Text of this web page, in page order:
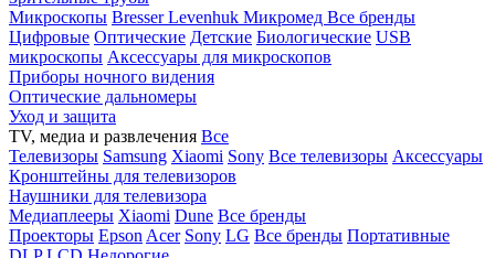
Микроскопы BresserLevenhuk Микромед Все бренды
Цифровые Оптические Детские Биологические USB
микроскопы Аксессуары для микроскопов
Приборы ночного видения
Оптические дальномеры
Уход и защита
TV, медиа и развлечения Все
Телевизоры Samsung Xiaomi Sony Все телевизоры Аксессуары
Кронштейны для телевизоров
Наушники для телевизора
Медиаплееры Xiaomi Dune Все бренды
Проекторы Epson Acer Sony LG Все бренды Портативные